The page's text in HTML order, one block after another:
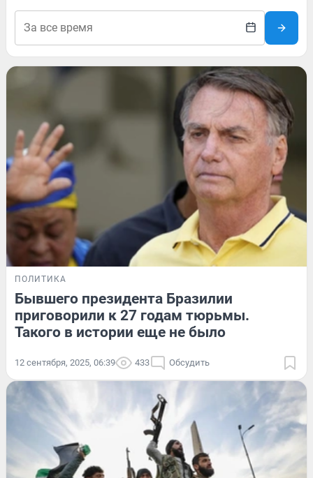
ПОЛИТИКА
Бывшего президента Бразилии
приговорили к 27 годам тюрьмы.
Такого в истории еще не было
12 сентября, 2025, 06:39 433 Обсудить